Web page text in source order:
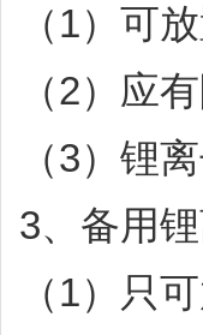
（1）可
（2）应
（3）锂
3、备用
（1）只